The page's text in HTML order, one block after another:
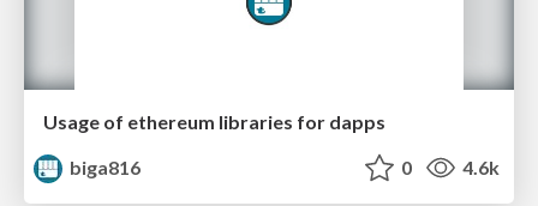
Usage of ethereum libraries for dapps
biga816
0 4.6k